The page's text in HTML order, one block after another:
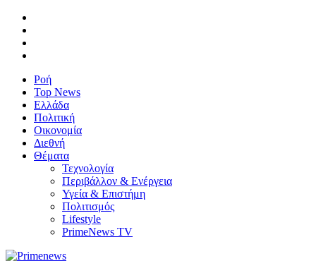
Ροή
Top News
Ελλάδα
Πολιτική
Οικονομία
Διεθνή
Θέματα
Τεχνολογία
Περιβάλλον & Ενέργεια
Υγεία & Επιστήμη
Πολιτισμός
Lifestyle
PrimeNews TV